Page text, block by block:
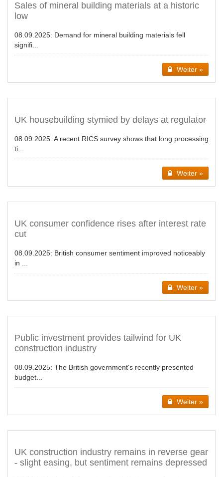
Sales of mineral building materials at a historic
low
08.09.2025: Demand for mineral building materials fell
signifi...
Weiter »
UK housebuilding stymied by delays at regulator
08.09.2025: A recent RICS survey shows that long processing
ti...
Weiter »
UK consumer confidence rises after interest rate
cut
08.09.2025: British consumer sentiment improved noticeably
in ...
Weiter »
Public investment provides tailwind for UK
construction industry
08.09.2025: The British government's recently presented
budget...
Weiter »
UK construction industry remains in reverse gear
- slight easing, but sentiment remains depressed